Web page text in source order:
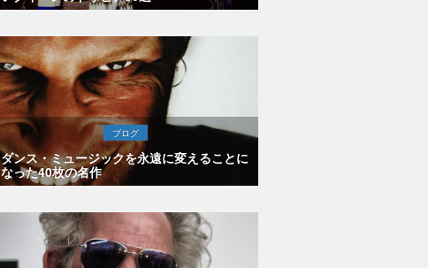
ブログ
ダンス・ミュージックを永遠に変えることに
なった40枚の名作